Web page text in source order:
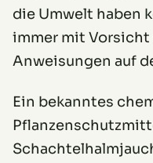
die Umwelt haben
immer mit
Anweisungen auf
Ein bekanntes